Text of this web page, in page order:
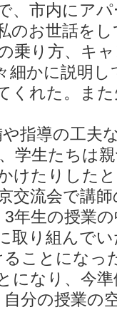
、市内にア
のお世話を
乗り方、キ
細かに説明
くれた。ま
指導の工夫
学生たちは
けたりした
交流会で講
3年生の授業
取り組んで
ことになっ
になり、今
分の授業の